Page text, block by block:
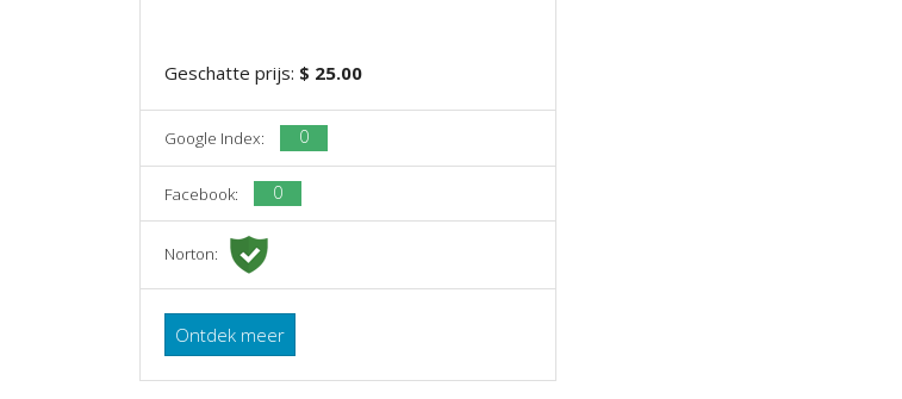
Geschatte prijs: $ 25.00
Google Index: 0
Facebook: 0
Norton:
Ontdek meer